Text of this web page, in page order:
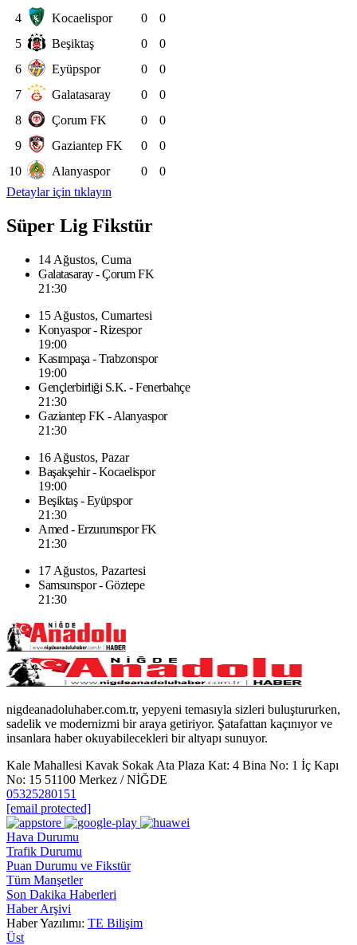
4
Kocaelispor 0
0
5
Beşiktaş 0
0
6
Eyüpspor 0
0
7
Galatasaray 0
0
8
Çorum FK 0
0
9
Gaziantep FK 0
0
10
Alanyaspor 0
0
Detaylar için tıklayın
Süper Lig Fikstür
14 Ağustos, Cuma
Galatasaray - Çorum FK
21:30
15 Ağustos, Cumartesi
Konyaspor - Rizespor
19:00
Kasımpaşa - Trabzonspor
19:00
Gençlerbirliği S.K. - Fenerbahçe
21:30
Gaziantep FK - Alanyaspor
21:30
16 Ağustos, Pazar
Başakşehir - Kocaelispor
19:00
Beşiktaş - Eyüpspor
21:30
Amed - Erzurumspor FK
21:30
17 Ağustos, Pazartesi
Samsunspor - Göztepe
21:30
nigdeanadoluhaber.com.tr, yepyeni temasıyla sizleri buluştururken,
sadelik ve modernizmi bir araya getiriyor. Şatafattan kaçınıyor ve
insanlara haber okuyabilecekleri bir altyapı sunuyor.
Kale Mahallesi Kavak Sokak Ata Plaza Kat: 4 Bina No: 1 İç Kapı
No: 15 51100 Merkez / NİĞDE
05325280151
[email protected]
Hava Durumu
Trafik Durumu
Puan Durumu ve Fikstür
Tüm Manşetler
Son Dakika Haberleri
Haber Arşivi
Haber Yazılımı: TE Bilişim
Üst